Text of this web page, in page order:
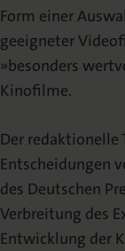
Mediadaten
Form einer
geeigneter
»besonders
Kinofilme.
Der redaktionelle
Entscheidungen
des Deutschen
Verbreitung des
Entwicklung der